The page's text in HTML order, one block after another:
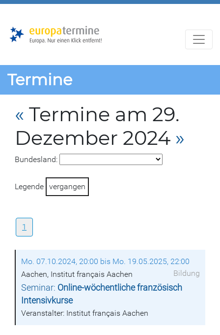
Termine
« Termine am 29.
Dezember 2024 »
Bundesland:
Legende vergangen
1
Mo. 07.10.2024, 20:00 bis Mo. 19.05.2025, 22:00
Bildung
Aachen, Institut français Aachen
Seminar: Online-wöchentliche französisch
Intensivkurse
Veranstalter: Institut français Aachen